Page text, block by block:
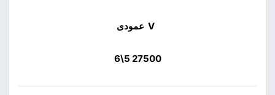
27500 5\6